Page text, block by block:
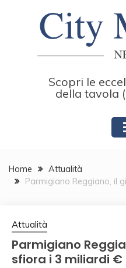
Scopri le
della tavola
Home
Attualità
Parmigiano Reggiano, il
Attualità
Parmigiano
sfiora i 3 miliardi €